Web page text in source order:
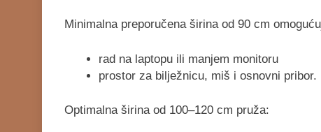
Minimalna preporučena širina od 90 cm
rad na laptopu ili manjem monitoru
prostor za bilježnicu, miš i osnovni pribor.
Optimalna širina od 100–120 cm pruža: